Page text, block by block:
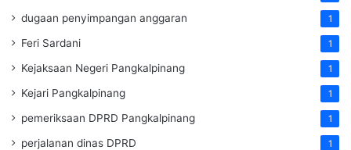
dugaan penyimpangan anggaran 1
Feri Sardani 1
Kejaksaan Negeri Pangkalpinang 1
Kejari Pangkalpinang 1
pemeriksaan DPRD Pangkalpinang 1
perjalanan dinas DPRD 1